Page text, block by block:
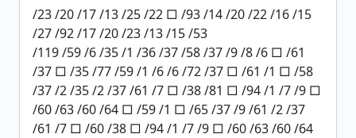
/23 /20 /17 /13 /25 /22 □ /93 /14 /20 /22 /16 /15
/27 /92 /17 /20 /23 /13 /15 /53
/119 /59 /6 /35 /1 /36 /37 /58 /37 /9 /8 /6 □ /61
/37 □ /35 /77 /59 /1 /6 /6 /72 /37 □ /61 /1 □ /58
/37 /2 /35 /2 /37 /61 /7 □ /38 /81 □ /94 /1 /7 /9 □
/60 /63 /60 /64 □ /59 /1 □ /65 /37 /9 /61 /2 /37
/61 /7 □ /60 /38 □ /94 /1 /7 /9 □ /60 /63 /60 /64